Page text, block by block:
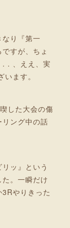
り『第一
すが、ちょ
. . 、ええ、実
ます。
した大会の傷
ング中の話
ッ』という
。一瞬だけ
やりきった